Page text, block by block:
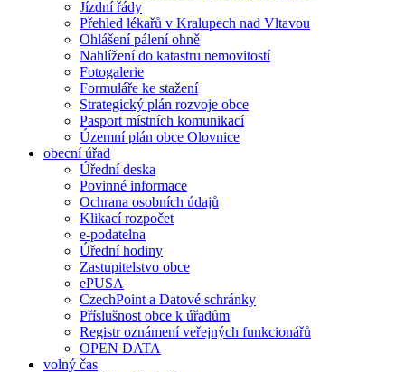
Jízdní řády
Přehled lékařů v Kralupech nad Vltavou
Ohlášení pálení ohně
Nahlížení do katastru nemovitostí
Fotogalerie
Formuláře ke stažení
Strategický plán rozvoje obce
Pasport místních komunikací
Územní plán obce Olovnice
obecní úřad
Úřední deska
Povinné informace
Ochrana osobních údajů
Klikací rozpočet
e-podatelna
Úřední hodiny
Zastupitelstvo obce
ePUSA
CzechPoint a Datové schránky
Příslušnost obce k úřadům
Registr oznámení veřejných funkcionářů
OPEN DATA
volný čas